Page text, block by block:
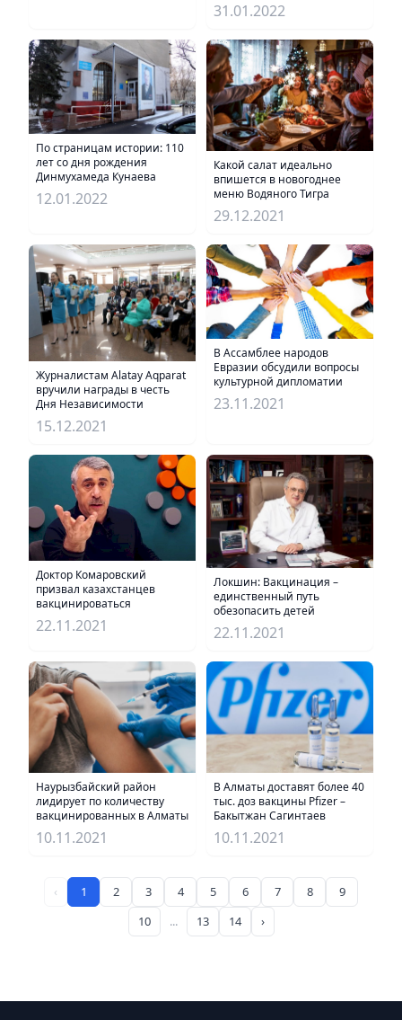
31.01.2022
По страницам истории: 110
лет со дня рождения
Динмухамеда Кунаева
12.01.2022
Какой салат идеально
впишется в новогоднее
меню Водяного Тигра
29.12.2021
Журналистам Alatay Aqparat
вручили награды в честь
Дня Независимости
15.12.2021
В Ассамблее народов
Евразии обсудили вопросы
культурной дипломатии
23.11.2021
Доктор Комаровский
призвал казахстанцев
вакцинироваться
22.11.2021
Локшин: Вакцинация –
единственный путь
обезопасить детей
22.11.2021
Наурызбайский район
лидирует по количеству
вакцинированных в Алматы
10.11.2021
В Алматы доставят более 40
тыс. доз вакцины Pfizer –
Бакытжан Сагинтаев
10.11.2021
‹ 1 2 3 4 5 6 7 8
9
10
... 13 14 ›